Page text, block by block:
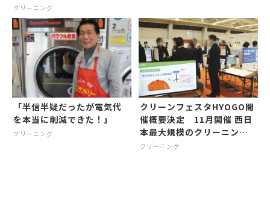
クリーニング
「半信半疑だったが電気代
を本当に削減できた！」
クリーニング
クリーンフェスタHYOGO開
催概要決定 11月開催 西日
本最大規模のクリーニング
機材・資材展
クリーニング